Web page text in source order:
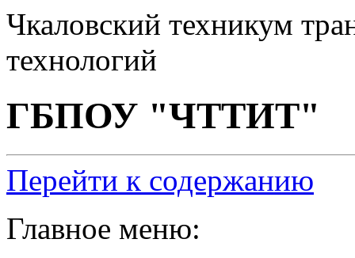
Чкаловский техникум
технологий
ГБПОУ "ЧТТИТ"
Перейти к содержанию
Главное меню: